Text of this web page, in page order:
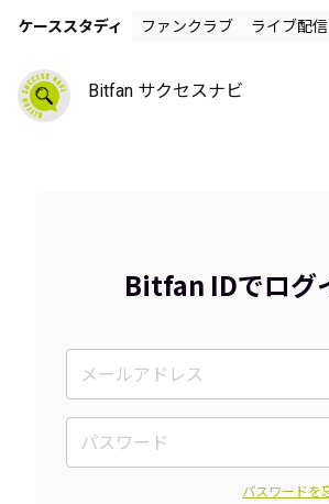
ケーススタディ ファンクラブ ライブ配信
Bitfan サクセスナビ
Bitfan IDでログ
パスワードを